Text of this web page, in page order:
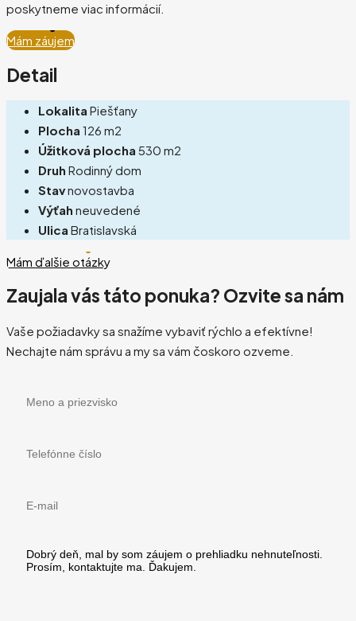
poskytneme viac informácií.
Mám záujem
Detail
Lokalita Piešťany
Plocha 126 m2
Úžitková plocha 530 m2
Druh Rodinný dom
Stavnovostavba
Výťah neuvedené
Ulica Bratislavská
Mám ďalšie otázky
Zaujala vás táto ponuka? Ozvite sa nám
Vaše požiadavky sa snažíme vybaviť rýchlo a efektívne!
Nechajte nám správu a my sa vám čoskoro ozveme.